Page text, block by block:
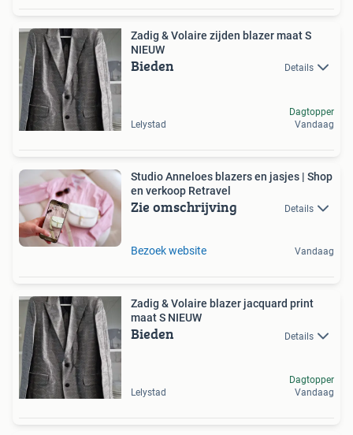
Zadig & Volaire zijden blazer maat S
NIEUW
Bieden Details
Lelystad
Dagtopper
Vandaag
Studio Anneloes blazers en jasjes | Shop
en verkoop Retravel
Zie omschrijving Details
Bezoek website Vandaag
Zadig & Volaire blazer jacquard print
maat S NIEUW
Bieden Details
Lelystad
Dagtopper
Vandaag